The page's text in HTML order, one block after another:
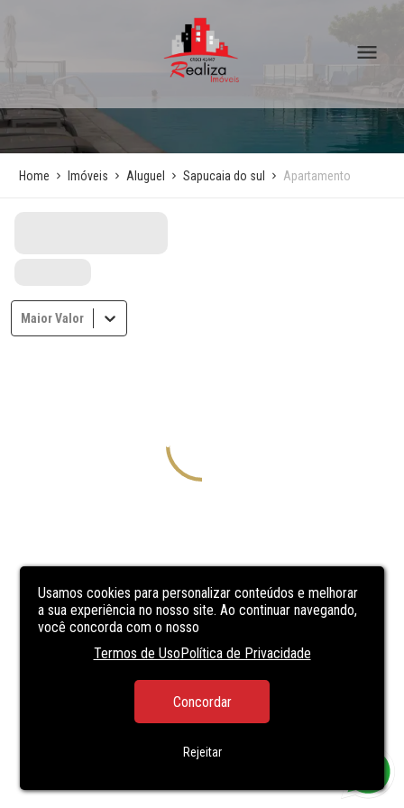
Usamos cookies para personalizar conteúdos e melhorar
a sua experiência no nosso site. Ao continuar navegando,
você concorda com o nosso
Termos de UsoPolítica de Privacidade
Concordar
Rejeitar
Home Imóveis Aluguel Sapucaia do sul Apartamento
Maior Valor